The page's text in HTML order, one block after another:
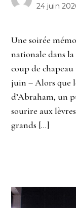
24 juin
Une soirée
nationale dans
coup de
juin – Alors que
d’Abraham, un
sourire aux
grands […]